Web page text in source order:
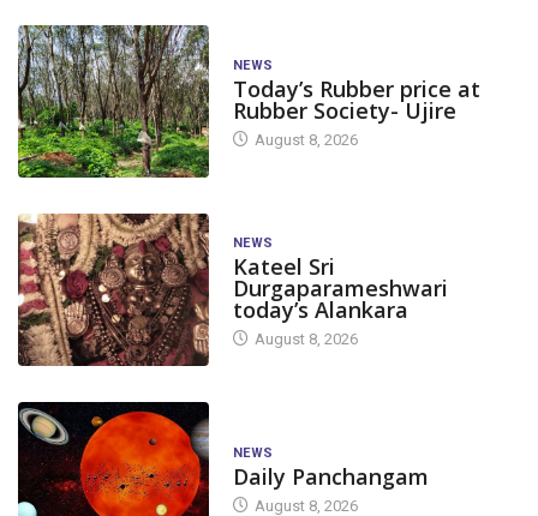
NEWS
Today’s Rubber price at
Rubber Society- Ujire
August 8, 2026
NEWS
Kateel Sri
Durgaparameshwari
today’s Alankara
August 8, 2026
NEWS
Daily Panchangam
August 8, 2026